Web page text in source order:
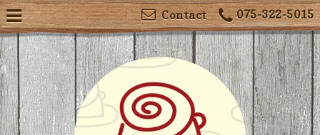
075-322-5015
Contact